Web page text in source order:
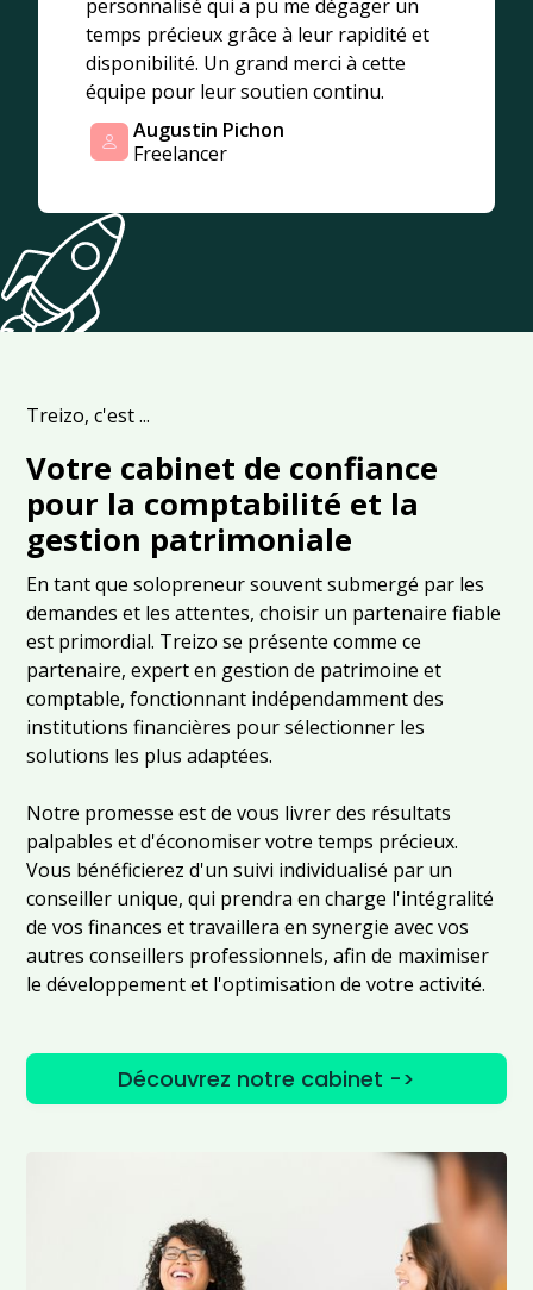
personnalisé qui a pu me dégager un
temps précieux grâce à leur rapidité et
disponibilité. Un grand merci à cette
équipe pour leur soutien continu.
Augustin Pichon
Freelancer
Treizo, c'est ...
Votre cabinet de confiance
pour la comptabilité et la
gestion patrimoniale
En tant que solopreneur souvent submergé par les
demandes et les attentes, choisir un partenaire fiable
est primordial. Treizo se présente comme ce
partenaire, expert en gestion de patrimoine et
comptable, fonctionnant indépendamment des
institutions financières pour sélectionner les
solutions les plus adaptées.
Notre promesse est de vous livrer des résultats
palpables et d'économiser votre temps précieux.
Vous bénéficierez d'un suivi individualisé par un
conseiller unique, qui prendra en charge l'intégralité
de vos finances et travaillera en synergie avec vos
autres conseillers professionnels, afin de maximiser
le développement et l'optimisation de votre activité.
Découvrez notre cabinet ->